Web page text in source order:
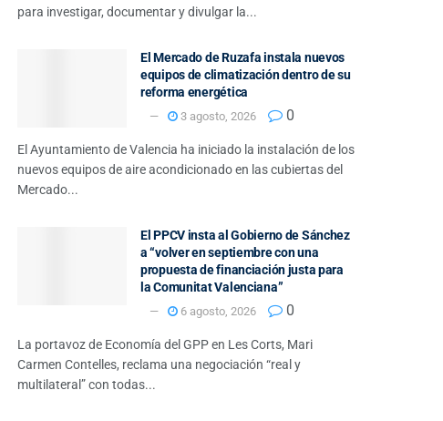
para investigar, documentar y divulgar la...
El Mercado de Ruzafa instala nuevos
equipos de climatización dentro de su
reforma energética
3 agosto, 2026 0
El Ayuntamiento de Valencia ha iniciado la instalación de los
nuevos equipos de aire acondicionado en las cubiertas del
Mercado...
El PPCV insta al Gobierno de Sánchez
a “volver en septiembre con una
propuesta de financiación justa para
la Comunitat Valenciana”
6 agosto, 2026 0
La portavoz de Economía del GPP en Les Corts, Mari
Carmen Contelles, reclama una negociación “real y
multilateral” con todas...